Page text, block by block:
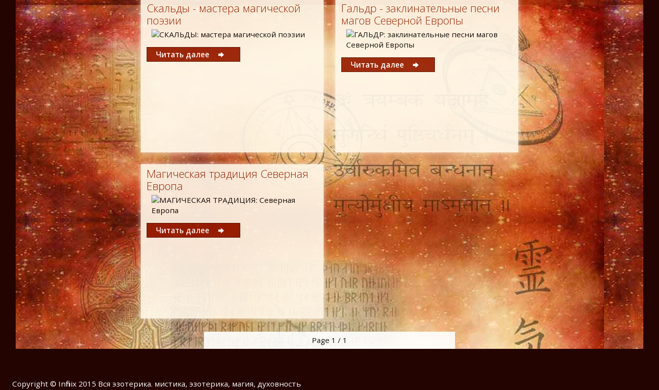
Скальды - мастера магической
поэзии
Читать далее
Гальдр - заклинательные песни
магов Северной Европы
Читать далее
Магическая традиция Северная
Европа
Читать далее
Page 1 / 1
Copyright © Infinix 2015 Вся эзотерика. мистика, эзотерика, магия, духовность